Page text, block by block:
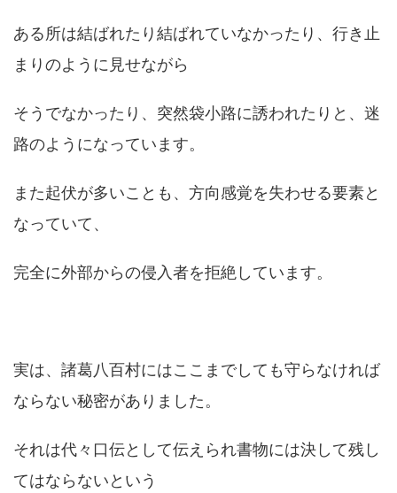
ある所は結ばれたり結ばれていなかったり、行き止
まりのように見せながら
そうでなかったり、突然袋小路に誘われたりと、迷
路のようになっています。
また起伏が多いことも、方向感覚を失わせる要素と
なっていて、
完全に外部からの侵入者を拒絶しています。
実は、諸葛八百村にはここまでしても守らなければ
ならない秘密がありました。
それは代々口伝として伝えられ書物には決して残し
てはならないという